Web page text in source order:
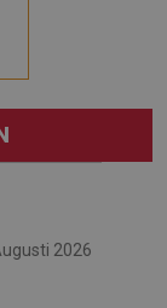
2026